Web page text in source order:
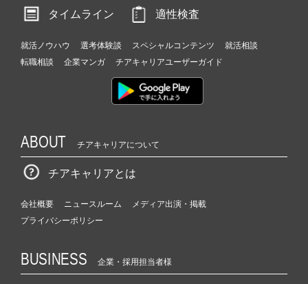
タイムライン
適性検査
就活ノウハウ 選考体験談 スペシャルコンテンツ
就活相談
転職相談
企業マンガ チアキャリアユーザーガイド
ABOUT チアキャリアについて
チアキャリアとは
会社概要 ニュースルーム
メディア出演・掲載
プライバシーポリシー
BUSINESS 企業・採用担当者様